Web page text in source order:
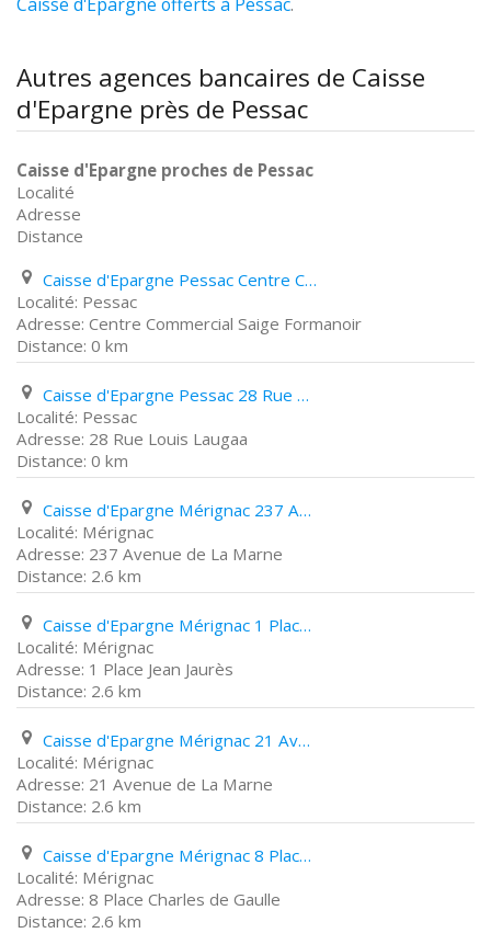
Autres agences bancaires de Caisse
d'Epargne près de Pessac
Caisse d'Epargne proches de Pessac
Localité
Adresse
Distance
Caisse d'Epargne Pessac Centre Commercial Saige Formanoir
Pessac
Centre Commercial Saige Formanoir
0 km
Caisse d'Epargne Pessac 28 Rue Louis Laugaa
Pessac
28 Rue Louis Laugaa
0 km
Caisse d'Epargne Mérignac 237 Avenue de La Marne
Mérignac
237 Avenue de La Marne
2.6 km
Caisse d'Epargne Mérignac 1 Place Jean Jaurès
Mérignac
1 Place Jean Jaurès
2.6 km
Caisse d'Epargne Mérignac 21 Avenue de La Marne
Mérignac
21 Avenue de La Marne
2.6 km
Caisse d'Epargne Mérignac 8 Place Charles de Gaulle
Mérignac
8 Place Charles de Gaulle
2.6 km